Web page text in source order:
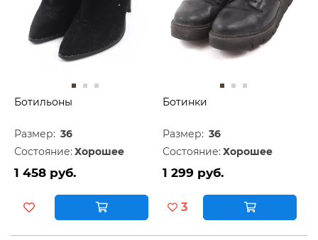
Ботильоны
Размер: 36
Состояние: Хорошее
1 458 руб.
Ботинки
Размер: 36
Состояние: Хорошее
1 299 руб.
3